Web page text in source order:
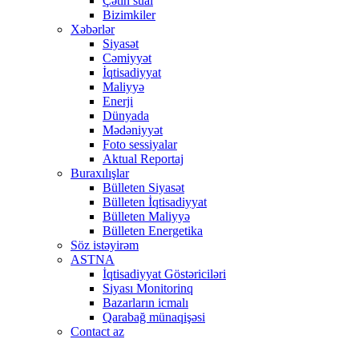
Bizimkiler
Xəbərlər
Siyasət
Cəmiyyət
İqtisadiyyat
Maliyyə
Enerji
Dünyada
Mədəniyyət
Foto sessiyalar
Aktual Reportaj
Buraxılışlar
Bülleten Siyasət
Bülleten İqtisadiyyat
Bülleten Maliyyə
Bülleten Energetika
Söz istəyirəm
ASTNA
İqtisadiyyat Göstəriciləri
Siyası Monitorinq
Bazarların icmalı
Qarabağ münaqişəsi
Contact az